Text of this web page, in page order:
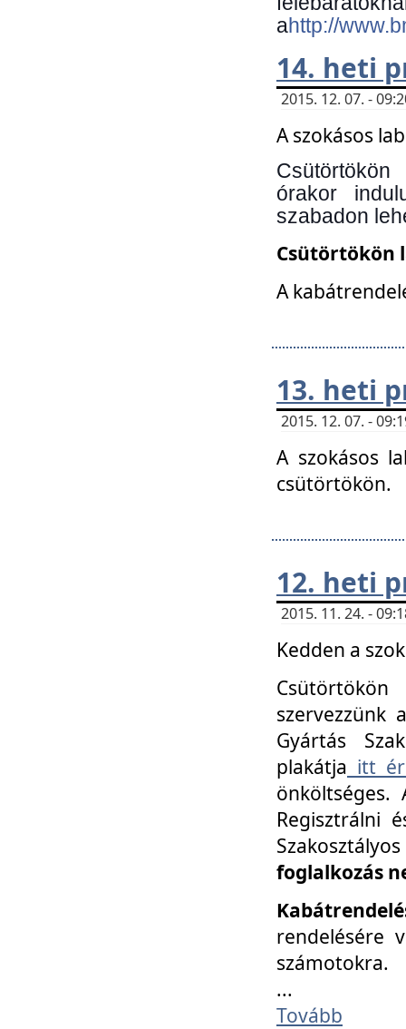
ahttp://
14. heti
2015. 12. 07. -
A szokásos
órakor
szabadon
Csütörtökön
A
13. heti
2015. 12. 07. -
A szokásos
csütörtökön.
12. heti
2015. 11. 24. -
Kedden a
szervezzünk
Gyártás
plakátja itt
Regisztrálni
foglalkozás
rendelésére
számotokra.
...
Tovább